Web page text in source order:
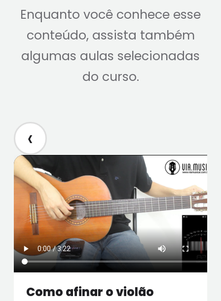
Enquanto você conhece esse
conteúdo, assista também
algumas aulas selecionadas
do curso.
‹
Como afinar o violão